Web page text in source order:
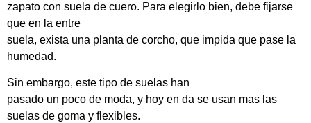
zapato con suela de cuero. Para elegirlo bien, debe fijarse
que en la entre
suela, exista una planta de corcho, que impida que pase la
humedad.
Sin embargo, este tipo de suelas han
pasado un poco de moda, y hoy en da se usan mas las
suelas de goma y flexibles.